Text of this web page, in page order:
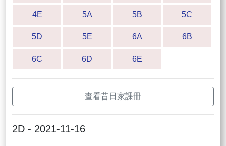
4E 5A 5B 5C
5D 5E 6A 6B
6C 6D 6E
查看昔日家課冊
2D - 2021-11-16